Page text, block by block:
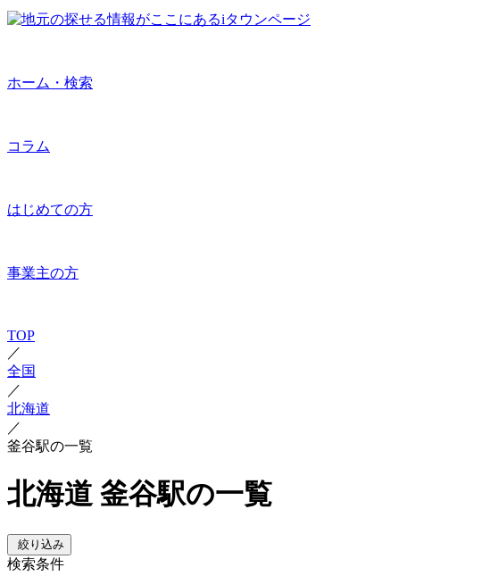
ホーム・検索
コラム
はじめての方
事業主の方
TOP
／
全国
／
北海道
／
釜谷駅の一覧
北海道 釜谷駅の一覧
絞り込み
検索条件